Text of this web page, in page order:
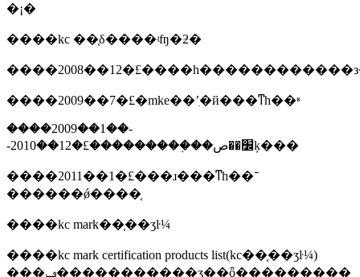
�¡�
����kc ��֤δ����ʵʩ�ƻ�
����2009��7�£�mke��ʼִ�й���ͳһ��ʶ
����2009��1��-
-2010��12�£���������֤��׼��صķ���
����2011��1�£���ɹ���ͳһ��־
������ǿ����֤
����kc mark��֤��ʒŀ¼
����kc mark certification products list(kc��֤��ʒŀ¼)
���ݡ�����������ʒ��ȫ���������